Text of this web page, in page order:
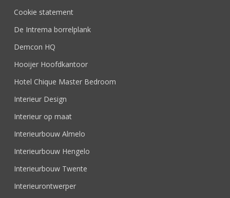
Cookie statement
De Intrema borrelplank
Demcon HQ
Hooijer Hoofdkantoor
Hotel Chique Master Bedroom
Interieur Design
Interieur op maat
Interieurbouw Almelo
Interieurbouw Hengelo
Interieurbouw Twente
Interieurontwerper